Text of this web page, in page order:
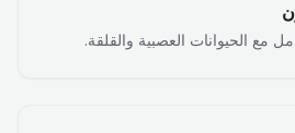
مع الحيوانات العصبية والقلقة.